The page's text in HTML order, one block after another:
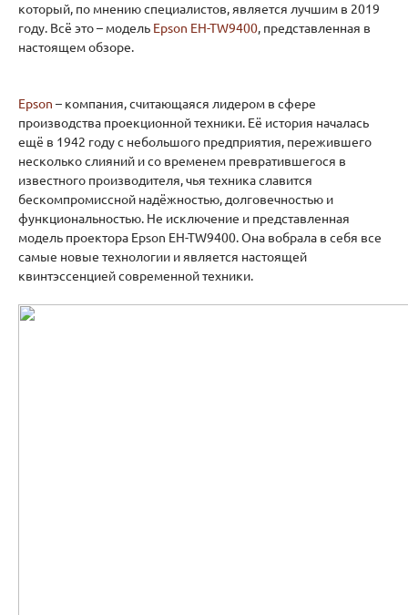
который, по мнению специалистов, является лучшим в 2019
году. Всё это – модель Epson EH-TW9400, представленная в
настоящем обзоре.
Epson – компания, считающаяся лидером в сфере
производства проекционной техники. Её история началась
ещё в 1942 году с небольшого предприятия, пережившего
несколько слияний и со временем превратившегося в
известного производителя, чья техника славится
бескомпромиссной надёжностью, долговечностью и
функциональностью. Не исключение и представленная
модель проектора Epson EH-TW9400. Она вобрала в себя все
самые новые технологии и является настоящей
квинтэссенцией современной техники.